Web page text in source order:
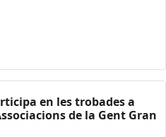
en les trobades a
de la Gent Gran